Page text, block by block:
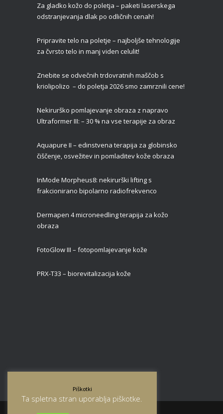
Čas je za piling!
09/01/2022
Za gladko kožo do poletja – paketi laserskega
odstranjevanja dlak po odličnih cenah!
Pripravite telo na poletje – najboljše tehnologije
za čvrsto telo in manj viden celulit!
Znebite se odvečnih trdovratnih maščob s
kriolipolizo – do poletja 2026 smo zamrznili cene!
Nekirurško pomlajevanje obraza z napravo
Ultraformer III: – 30 % na vse terapije za obraz
Aquapure II – edinstvena terapija za globinsko
čiščenje, osvežitev in pomladitev kože obraza
InMode Morpheus8: nekirurški lifting s
frakcionirano bipolarno radiofrekvenco
Dermapen 4 microneedling terapija za kožo
obraza
FotoGlow III – fotopomlajevanje kože
PRX-T33 – biorevitalizacija kože
Piškotki
Ta spletna stran uporablja piškotke.